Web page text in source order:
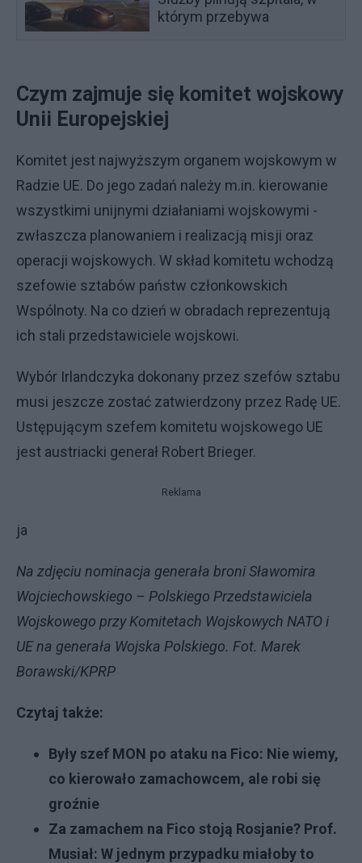
którym przebywa
Czym zajmuje się komitet wojskowy
Unii Europejskiej
Komitet jest najwyższym organem wojskowym w
Radzie UE. Do jego zadań należy m.in. kierowanie
wszystkimi unijnymi działaniami wojskowymi -
zwłaszcza planowaniem i realizacją misji oraz
operacji wojskowych. W skład komitetu wchodzą
szefowie sztabów państw członkowskich
Wspólnoty. Na co dzień w obradach reprezentują
ich stali przedstawiciele wojskowi.
Wybór Irlandczyka dokonany przez szefów sztabu
musi jeszcze zostać zatwierdzony przez Radę UE.
Ustępującym szefem komitetu wojskowego UE
jest austriacki generał Robert Brieger.
Reklama
ja
Na zdjęciu nominacja generała broni Sławomira
Wojciechowskiego – Polskiego Przedstawiciela
Wojskowego przy Komitetach Wojskowych NATO i
UE na generała Wojska Polskiego. Fot. Marek
Borawski/KPRP
Czytaj także:
Były szef MON po ataku na Fico: Nie wiemy,
co kierowało zamachowcem, ale robi się
groźnie
Za zamachem na Fico stoją Rosjanie? Prof.
Musiał: W jednym przypadku miałoby to